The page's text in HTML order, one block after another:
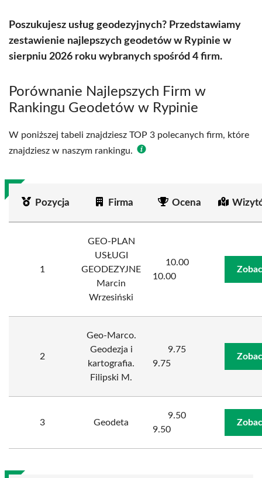
Poszukujesz usług geodezyjnych? Przedstawiamy
zestawienie najlepszych geodetów w Rypinie w
sierpniu 2026 roku wybranych spośród 4 firm.
Porównanie Najlepszych Firm w
Rankingu Geodetów w Rypinie
W poniższej tabeli znajdziesz TOP 3 polecanych firm, które
znajdziesz w naszym rankingu.
Pozycja Firma Ocena
1
GEO-PLAN
USŁUGI
GEODEZYJNE
Marcin
Wrzesiński
10.00
10.00
2
Geo-Marco.
Geodezja i
kartografia.
Filipski M.
9.75
9.75
3 Geodeta
9.50
9.50